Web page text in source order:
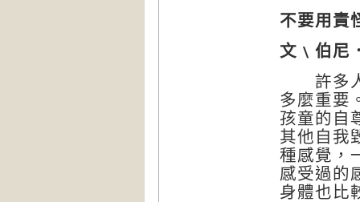
不要用責
文﹨伯尼
許多人
多麼重要
孩童的自
其他自我
種感覺，
感受過的
身體也比